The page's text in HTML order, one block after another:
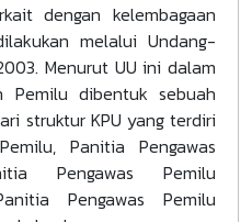
dengan kelembagaan
melalui Undang-
Menurut UU ini dalam
Pemilu dibentuk sebuah
struktur KPU yang terdiri
Panitia Pengawas
Pengawas Pemilu
Pengawas Pemilu